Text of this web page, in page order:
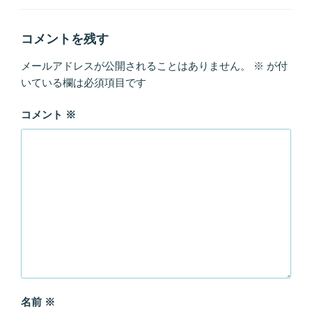
コメントを残す
メールアドレスが公開されることはありません。 ※ が付
いている欄は必須項目です
コメント ※
名前 ※